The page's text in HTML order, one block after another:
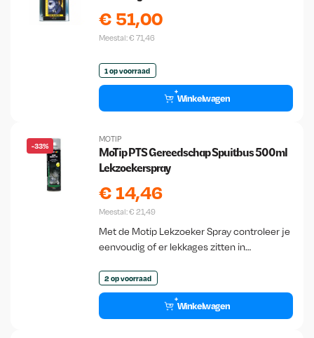
€ 51,00
Meestal:€ 71,46
1 op voorraad
Winkelwagen
-33%
MOTIP
MoTip PTS Gereedschap Spuitbus 500ml
Lekzoekerspray
€14,46
Meestal:€ 21,49
Met de Motip Lekzoeker Spray controleer je
eenvoudig of er lekkages zitten in
aansluitingen. Zodra er gas ontsnapt, vormt
de spray direct…
2 op voorraad
Winkelwagen